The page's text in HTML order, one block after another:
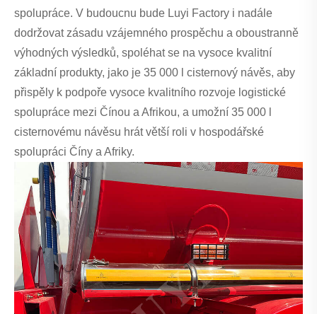
spolupráce. V budoucnu bude Luyi Factory i nadále
dodržovat zásadu vzájemného prospěchu a oboustranně
výhodných výsledků, spoléhat se na vysoce kvalitní
základní produkty, jako je 35 000 l cisternový návěs, aby
přispěly k podpoře vysoce kvalitního rozvoje logistické
spolupráce mezi Čínou a Afrikou, a umožní 35 000 l
cisternovému návěsu hrát větší roli v hospodářské
spolupráci Číny a Afriky.